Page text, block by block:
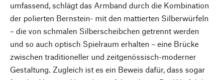
umfassend, schlägt das Armband durch die Kombination
der polierten Bernstein- mit den mattierten Silberwürfeln
– die von schmalen Silberscheibchen getrennt werden
und so auch optisch Spielraum erhalten – eine Brücke
zwischen traditioneller und zeitgenössisch-moderner
Gestaltung. Zugleich ist es ein Beweis dafür, dass sogar